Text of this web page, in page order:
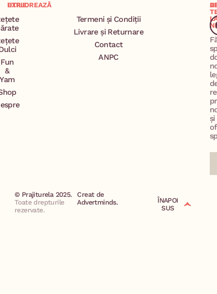
EXPLOREAZĂ
Fun
&
Yam
UTILE
Termeni și Condiții
Livrare și Returnare
Contact
ANPC
și
© Prajiturela 2025.
Toate drepturile
rezervate.
Creat de
Advertminds.
ÎNAPOI
SUS